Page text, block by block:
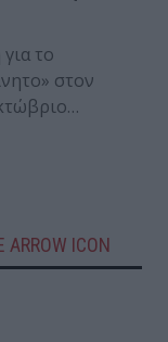
το
στον